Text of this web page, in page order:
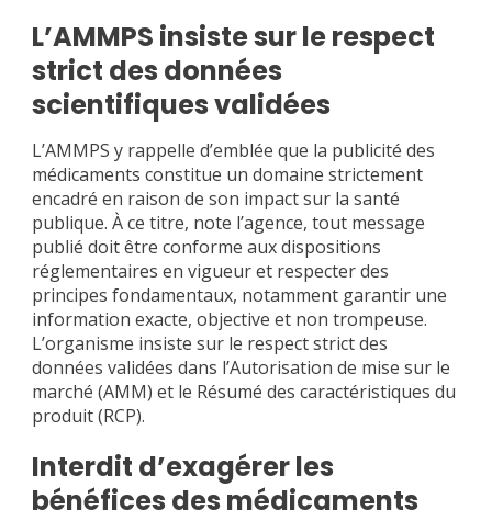
L’AMMPS insiste sur le respect
strict des données
scientifiques validées
L’AMMPS y rappelle d’emblée que la publicité des
médicaments constitue un domaine strictement
encadré en raison de son impact sur la santé
publique. À ce titre, note l’agence, tout message
publié doit être conforme aux dispositions
réglementaires en vigueur et respecter des
principes fondamentaux, notamment garantir une
information exacte, objective et non trompeuse.
L’organisme insiste sur le respect strict des
données validées dans l’Autorisation de mise sur le
marché (AMM) et le Résumé des caractéristiques du
produit (RCP).
Interdit d’exagérer les
bénéfices des médicaments